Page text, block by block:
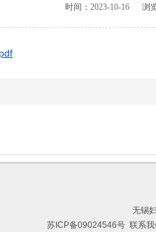
时间： 2023-10-16 浏
无锡
苏ICP备09024546号 联系